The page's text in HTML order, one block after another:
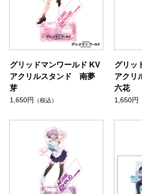
グリッドマンワールド KV
アクリルスタンド 南夢
芽
1,650円 （税込）
グリッ
アクリ
六花
1,650円